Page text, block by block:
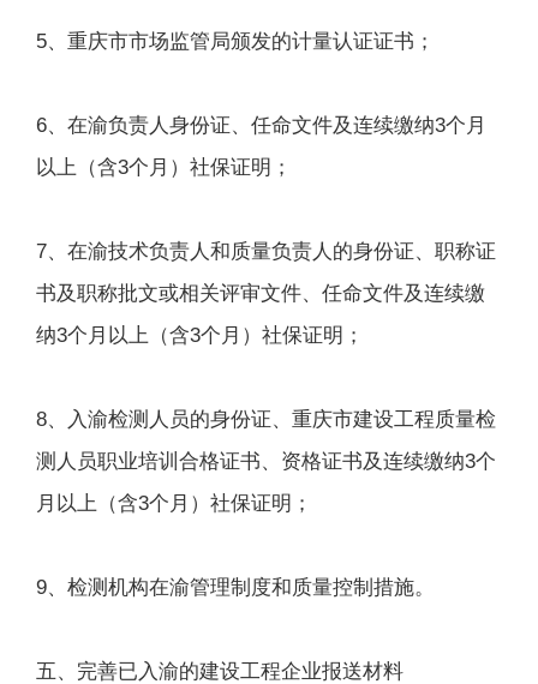
5、重庆市市场监管局颁发的计量认证证书；
6、在渝负责人身份证、任命文件及连续缴纳3个月
以上（含3个月）社保证明；
7、在渝技术负责人和质量负责人的身份证、职称证
书及职称批文或相关评审文件、任命文件及连续缴
纳3个月以上（含3个月）社保证明；
8、入渝检测人员的身份证、重庆市建设工程质量检
测人员职业培训合格证书、资格证书及连续缴纳3个
月以上（含3个月）社保证明；
9、检测机构在渝管理制度和质量控制措施。
五、完善已入渝的建设工程企业报送材料